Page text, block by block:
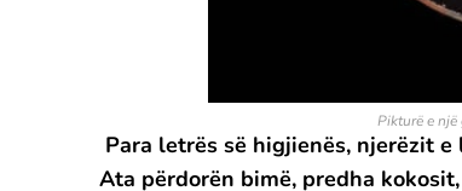
Pikturë e një
Para letrës së higjienës, njerëzit
Ata përdorën bimë, predha